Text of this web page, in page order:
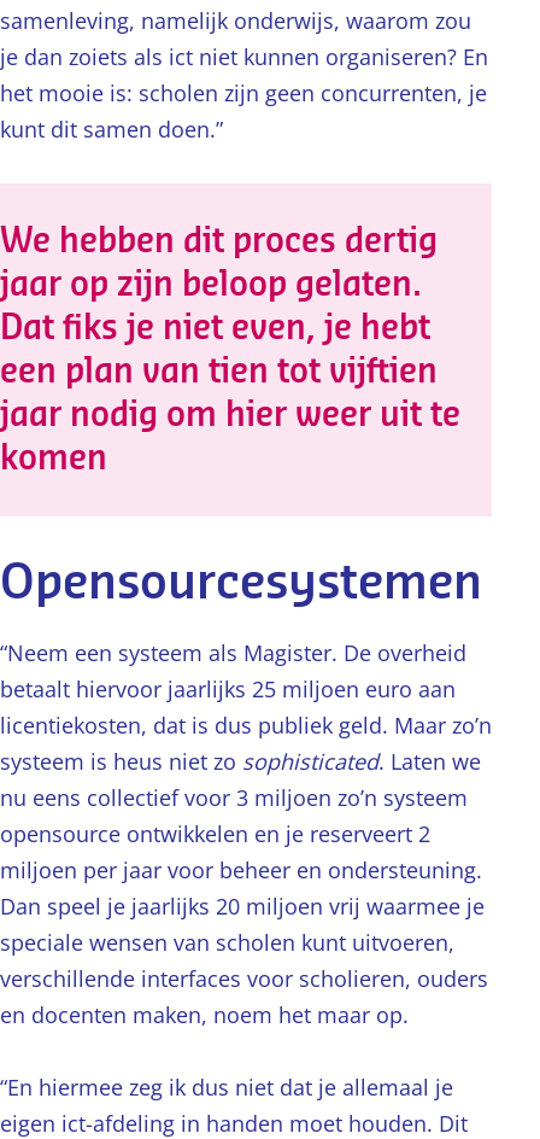
samenleving, namelijk onderwijs, waarom zou
je dan zoiets als ict niet kunnen organiseren? En
het mooie is: scholen zijn geen concurrenten, je
kunt dit samen doen.”
We hebben dit proces dertig
jaar op zijn beloop gelaten.
Dat fiks je niet even, je hebt
een plan van tien tot vijftien
jaar nodig om hier weer uit te
komen
Opensourcesystemen
“Neem een systeem als Magister. De overheid
betaalt hiervoor jaarlijks 25 miljoen euro aan
licentiekosten, dat is dus publiek geld. Maar zo’n
systeem is heus niet zo sophisticated. Laten we
nu eens collectief voor 3 miljoen zo’n systeem
opensource ontwikkelen en je reserveert 2
miljoen per jaar voor beheer en ondersteuning.
Dan speel je jaarlijks 20 miljoen vrij waarmee je
speciale wensen van scholen kunt uitvoeren,
verschillende interfaces voor scholieren, ouders
en docenten maken, noem het maar op.
“En hiermee zeg ik dus niet dat je allemaal je
eigen ict-afdeling in handen moet houden. Dit